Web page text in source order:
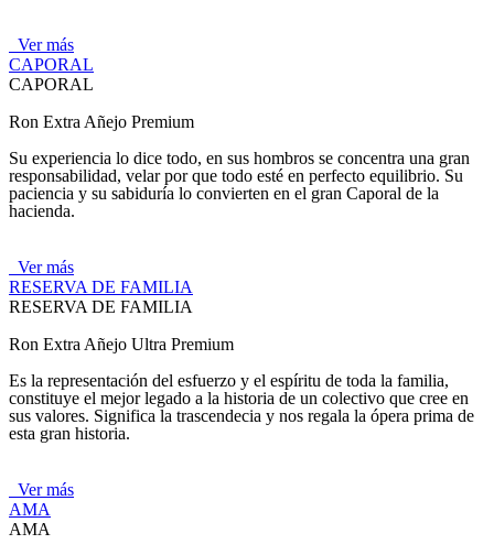
Ver más
CAPORAL
CAPORAL
Ron Extra Añejo Premium
Su experiencia lo dice todo, en sus hombros se concentra una gran
responsabilidad, velar por que todo esté en perfecto equilibrio. Su
paciencia y su sabiduría lo convierten en el gran Caporal de la
hacienda.
Ver más
RESERVA DE FAMILIA
RESERVA DE FAMILIA
Ron Extra Añejo Ultra Premium
Es la representación del esfuerzo y el espíritu de toda la familia,
constituye el mejor legado a la historia de un colectivo que cree en
sus valores. Significa la trascendecia y nos regala la ópera prima de
esta gran historia.
Ver más
AMA
AMA